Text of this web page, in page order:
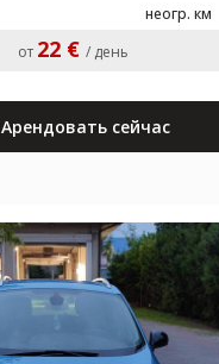
неогр. км
от 22 € / день
Арендовать сейчас